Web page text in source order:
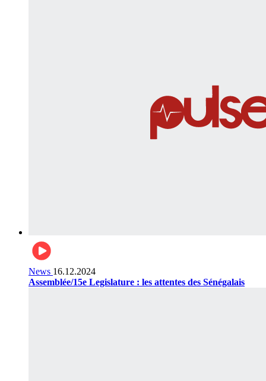
News 16.12.2024
Assemblée/15e Legislature : les attentes des Sénégalais